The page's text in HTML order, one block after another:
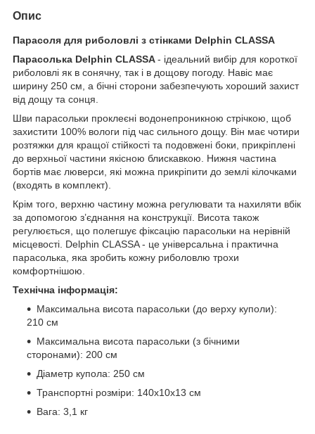
Опис
Парасоля для риболовлі з стінками Delphin CLASSA
Парасолька Delphin CLASSA- ідеальний вибір для короткої
риболовлі як в сонячну, так і в дощову погоду. Навіс має
ширину 250 см, а бічні сторони забезпечують хороший захист
від дощу та сонця.
Шви парасольки проклеєні водонепроникною стрічкою, щоб
захистити 100% вологи під час сильного дощу. Він має чотири
розтяжки для кращої стійкості та подовжені боки, прикріплені
до верхньої частини якісною блискавкою. Нижня частина
бортів має люверси, які можна прикріпити до землі кілочками
(входять в комплект).
Крім того, верхню частину можна регулювати та нахиляти вбік
за допомогою з’єднання на конструкції. Висота також
регулюється, що полегшує фіксацію парасольки на нерівній
місцевості. Delphin CLASSA - це універсальна і практична
парасолька, яка зробить кожну риболовлю трохи
комфортнішою.
Технічна інформація:
Максимальна висота парасольки (до верху куполи):
210 см
Максимальна висота парасольки (з бічними
сторонами): 200 см
Діаметр купола: 250 см
Транспортні розміри: 140x10x13 см
Вага: 3,1 кг